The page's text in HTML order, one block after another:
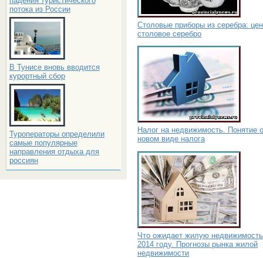
потока из России
В Тунисе вновь вводится
курортный сбор
Туроператоры определили
самые популярные
направления отдыха для
россиян
Столовые приборы из серебра:
столовое серебро
Налог на недвижимость. Понятие о
новом виде налога
Что ожидает жилую
2014 году. Прогнозы рынка жилой
недвижимости